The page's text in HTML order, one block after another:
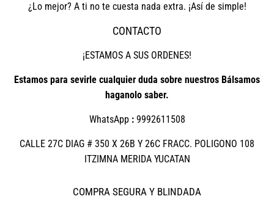
¿Lo mejor? A ti no te cuesta nada extra. ¡Así de simple!
CONTACTO
¡ESTAMOS A SUS ORDENES!
Estamos para sevirle cualquier duda sobre nuestros Bálsamos
haganolo saber.
WhatsApp : 9992611508
CALLE 27C DIAG # 350 X 26B Y 26C FRACC. POLIGONO 108
ITZIMNA MERIDA YUCATAN
COMPRA SEGURA Y BLINDADA